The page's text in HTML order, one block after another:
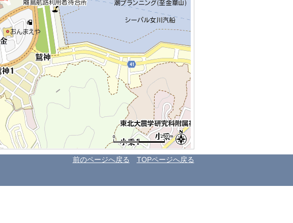
前のページへ戻る TOPページへ戻る